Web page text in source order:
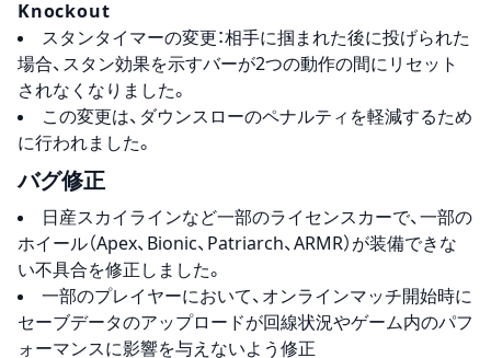
Knockout
スタンタイマーの変更：相手に掴まれた後に投げられた
場合、スタン効果を示すバーが2つの動作の間にリセット
されなくなりました。
この変更は、ダウンスローのペナルティを軽減するため
に行われました。
バグ修正
日産スカイラインなど一部のライセンスカーで、一部の
ホイール（Apex、Bionic、Patriarch、ARMR）が装備できな
い不具合を修正しました。
一部のプレイヤーにおいて、オンラインマッチ開始時に
セーブデータのアップロードが回線状況やゲーム内のパフ
ォーマンスに影響を与えないよう修正